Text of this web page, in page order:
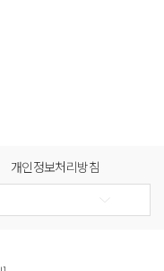
개인정보처리방침